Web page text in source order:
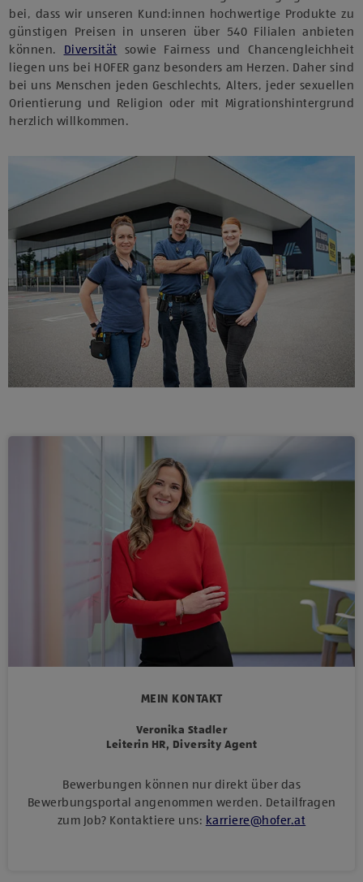
bei, dass wir unseren Kund:innen hochwertige Produkte zu
günstigen Preisen in unseren über 540 Filialen anbieten
können. Diversität sowie Fairness und Chancengleichheit
liegen uns bei HOFER ganz besonders am Herzen. Daher sind
bei uns Menschen jeden Geschlechts, Alters, jeder sexuellen
Orientierung und Religion oder mit Migrationshintergrund
herzlich willkommen.
MEIN KONTAKT
Veronika Stadler
Leiterin HR, Diversity Agent
Bewerbungen können nur direkt über das
Bewerbungsportal angenommen werden. Detailfragen
zum Job? Kontaktiere uns: karriere@hofer.at